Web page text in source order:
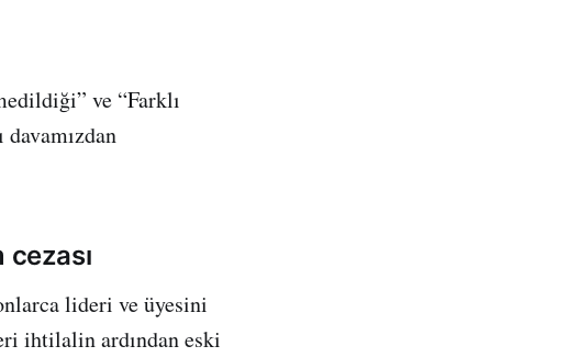
ve “Farklı
lideri ve üyesini
ihtilalin ardından eski